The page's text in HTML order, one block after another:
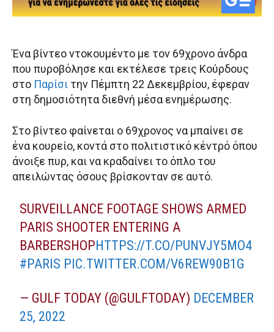
Ένα βίντεο ντοκουμέντο με τον 69χρονο άνδρα
που πυροβόλησε και εκτέλεσε τρεις Κούρδους
στο Παρίσι την Πέμπτη 22 Δεκεμβρίου, έφεραν
στη δημοσιότητα διεθνή μέσα ενημέρωσης.
Στο βίντεο φαίνεται ο 69χρονος να μπαίνει σε
ένα κουρείο, κοντά στο πολιτιστικό κέντρό όπου
άνοιξε πυρ, και να κραδαίνει το όπλο του
απειλώντας όσους βρίσκονταν σε αυτό.
SURVEILLANCE FOOTAGE SHOWS ARMED
PARIS SHOOTER ENTERING A
BARBERSHOP HTTPS://T.CO/PUNVJY5MO4
#PARIS PIC.TWITTER.COM/V6REW90B1G
— GULF TODAY (@GULFTODAY) DECEMBER
25, 2022